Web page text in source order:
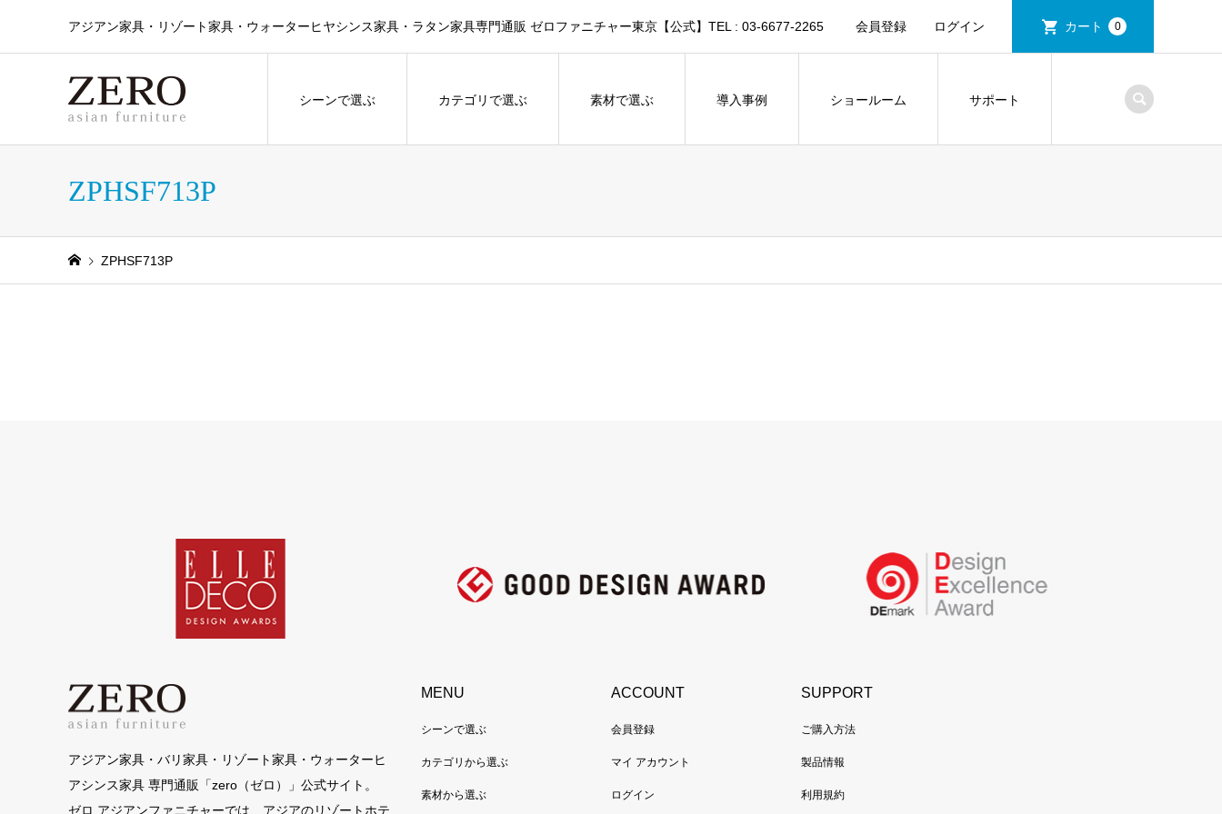
アジアン家具・リゾート家具・ウォーターヒヤシンス家具・ラタン家具専門通販 ゼロファニチャー東京【公式】TEL : 03-6677-2265 会員登録 ログイン カート 0
シーンで選ぶ カテゴリで選ぶ 素材で選ぶ 導入事例 ショールーム サポート
ZPHSF713P
ZPHSF713P
アジアン家具・バリ家具・リゾート家具・ウォーターヒ
アシンス家具 専門通販「zero（ゼロ）」公式サイト。
ゼロ アジアンファニチャーでは、アジアのリゾートホテ
MENU
シーンで選ぶ
カテゴリから選ぶ
素材から選ぶ
ACCOUNT
会員登録
マイ アカウント
ログイン
SUPPORT
ご購入方法
製品情報
利用規約